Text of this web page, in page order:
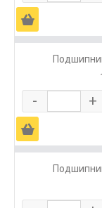
Ä
- +
Ä